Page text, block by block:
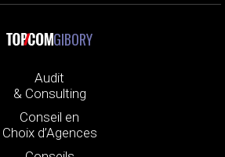
GIBORY
Audit
& Consulting
Conseil en
Choix d’Agences